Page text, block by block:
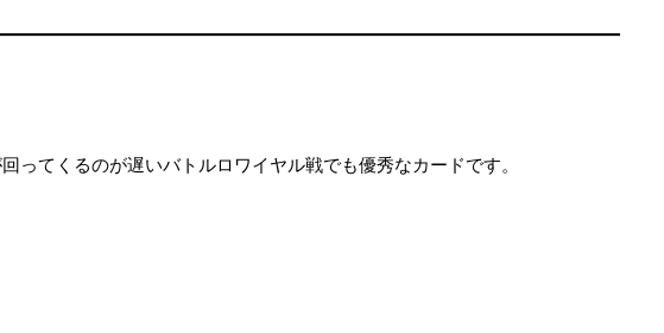
ってくるのが遅いバトルロワイヤル戦でも優秀なカードです。